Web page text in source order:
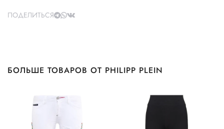
ПОДЕЛИТЬСЯ
БОЛЬШЕ ТОВАРОВ ОТ PHILIPP PLEIN